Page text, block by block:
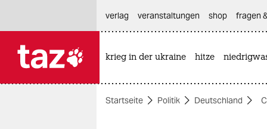
themen
verlag
veranstaltungen shop fragen
krieg in der ukraine hitze
Startseite Politik Deutschland